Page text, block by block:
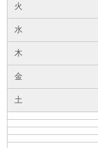
火
水
木
金
土